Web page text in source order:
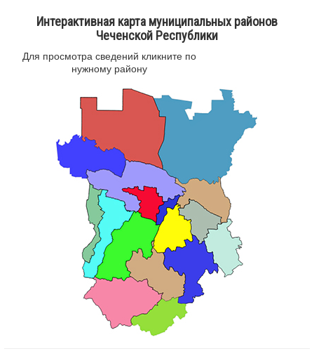
Интерактивная карта муниципальных районов
Чеченской Республики
Для просмотра сведений кликните по
нужному району